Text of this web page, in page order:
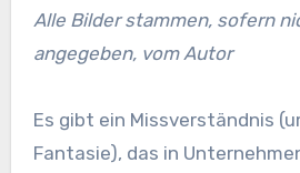
Alle Bilder stammen, sofern nicht anders
angegeben, vom Autor
Es gibt ein Missverständnis
Fantasie), das in